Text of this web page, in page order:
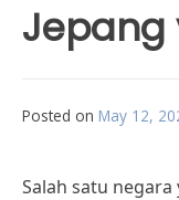
Jepang
Posted on May 12,
Salah satu